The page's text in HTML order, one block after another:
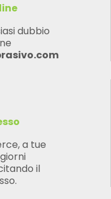
dubbio
a tue
il